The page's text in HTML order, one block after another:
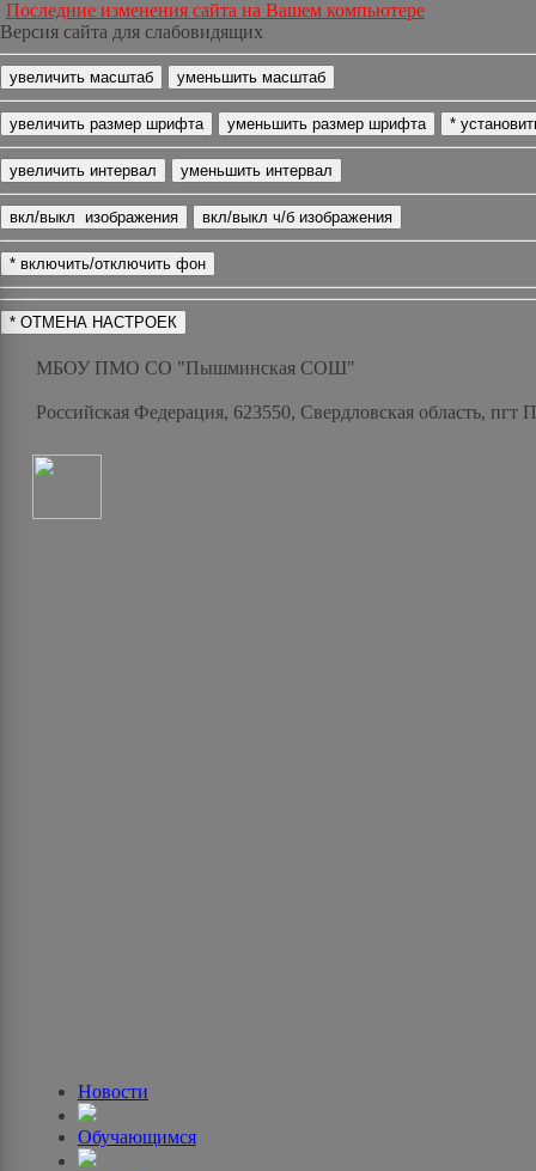
Последние изменения сайта на Вашем компьютере
Версия сайта для слабовидящих
МБОУ ПМО СО "Пышминская СОШ"
Российская Федерация, 623550, Свердловская область,
Новости
Обучающимся